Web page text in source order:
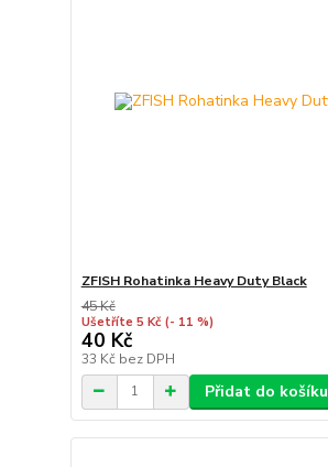
ZFISH Rohatinka Heavy Duty Black
45 Kč
Ušetříte 5 Kč (- 11 %)
40 Kč
33 Kč bez DPH
Přidat do košíku